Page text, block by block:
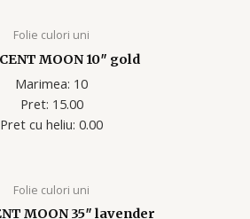
Folie culori uni
MOON 10″ gold
Marimea: 10
Pret: 15.00
Pret cu heliu: 0.00
Folie culori uni
MOON 35″ lavender